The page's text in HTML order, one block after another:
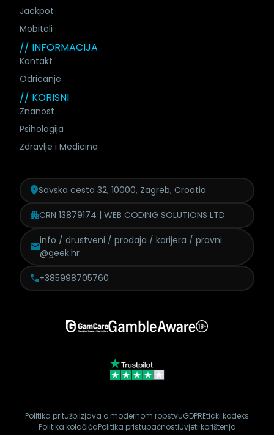
Jackpot
Mobiteli
// INFORMACIJA
Kontakt
Odricanje
// KORISNI
Znanost
Psihologija
Zdravlje i Medicina
Savska cesta 32, 10000, Zagreb, Croatia
CRN 13879174 | WEB CODING SOLUTIONS LTD
info / drustveni / prodaja / karijera / pravni
@geek.hr
+385998705760
Politika pritužbiIzjava o modernom ropstvuGDPREticki kodeks
Politika kolačićaPolitika pristupačnostiUvjeti korištenja